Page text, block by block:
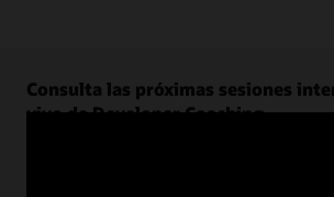
Consulta las próximas sesiones
vivo de Developer Coaching.